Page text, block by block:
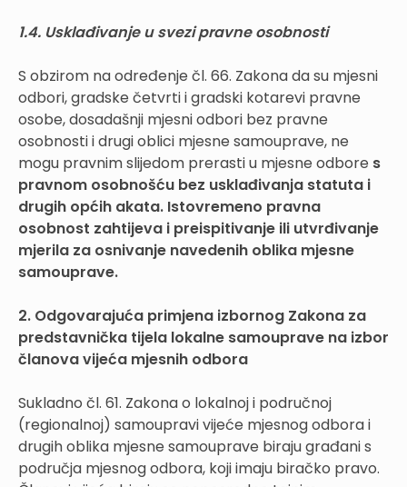
1.4. Usklađivanje u svezi pravne osobnosti
S obzirom na određenje čl. 66. Zakona da su mjesni
odbori, gradske četvrti i gradski kotarevi pravne
osobe, dosadašnji mjesni odbori bez pravne
osobnosti i drugi oblici mjesne samouprave, ne
mogu pravnim slijedom prerasti u mjesne odbore s
pravnom osobnošću bez usklađivanja statuta i
drugih općih akata. Istovremeno pravna
osobnost zahtijeva i preispitivanje ili utvrđivanje
mjerila za osnivanje navedenih oblika mjesne
samouprave.
2. Odgovarajuća primjena izbornog Zakona za
predstavnička tijela lokalne samouprave na izbor
članova vijeća mjesnih odbora
Sukladno čl. 61. Zakona o lokalnoj i područnoj
(regionalnoj) samoupravi vijeće mjesnog odbora i
drugih oblika mjesne samouprave biraju građani s
područja mjesnog odbora, koji imaju biračko pravo.